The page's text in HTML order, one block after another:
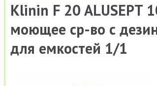
Klinin F 20 ALUSEPT
моющее ср-во с
для емкостей 1/1